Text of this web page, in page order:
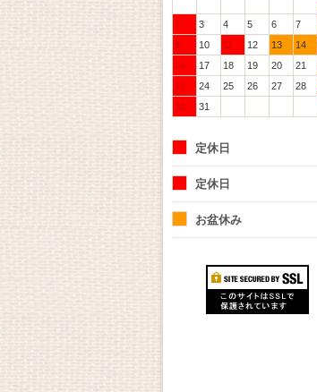
2
3 4 5 6 7
9
10 11 12 13 14
16
17 18 19 20 21
23
24 25 26 27 28
30
31
定休日
定休日
お盆休み